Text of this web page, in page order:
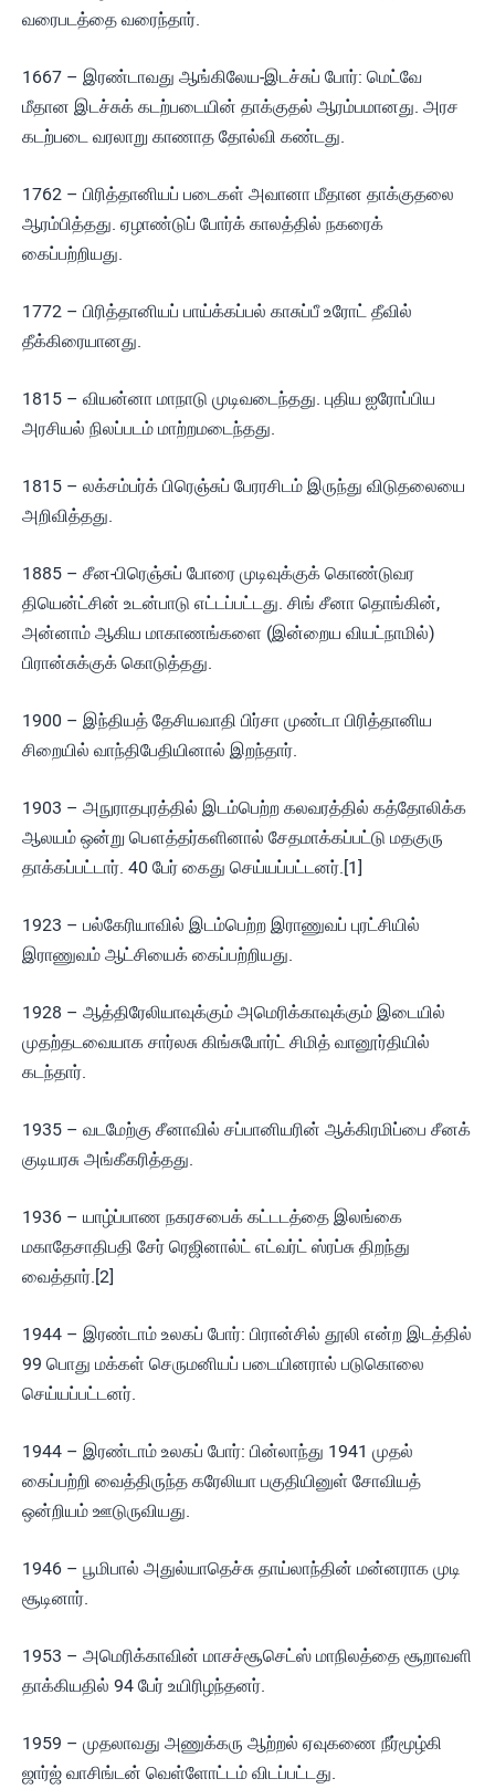
வரைபடத்தை வரைந்தார்.
1667 – இரண்டாவது ஆங்கிலேய-இடச்சுப் போர்: மெட்வே
மீதான இடச்சுக் கடற்படையின் தாக்குதல் ஆரம்பமானது. அரச
கடற்படை வரலாறு காணாத தோல்வி கண்டது.
1762 – பிரித்தானியப் படைகள் அவானா மீதான தாக்குதலை
ஆரம்பித்தது. ஏழாண்டுப் போர்க் காலத்தில் நகரைக்
கைப்பற்றியது.
1772 – பிரித்தானியப் பாய்க்கப்பல் காசுப்பீ உரோட் தீவில்
தீக்கிரையானது.
1815 – வியன்னா மாநாடு முடிவடைந்தது. புதிய ஐரோப்பிய
அரசியல் நிலப்படம் மாற்றமடைந்தது.
1815 – லக்சம்பர்க் பிரெஞ்சுப் பேரரசிடம் இருந்து விடுதலையை
அறிவித்தது.
1885 – சீன-பிரெஞ்சுப் போரை முடிவுக்குக் கொண்டுவர
தியென்ட்சின் உடன்பாடு எட்டப்பட்டது. சிங் சீனா தொங்கின்,
அன்னாம் ஆகிய மாகாணங்களை (இன்றைய வியட்நாமில்)
பிரான்சுக்குக் கொடுத்தது.
1900 – இந்தியத் தேசியவாதி பிர்சா முண்டா பிரித்தானிய
சிறையில் வாந்திபேதியினால் இறந்தார்.
1903 – அநுராதபுரத்தில் இடம்பெற்ற கலவரத்தில் கத்தோலிக்க
ஆலயம் ஒன்று பௌத்தர்களினால் சேதமாக்கப்பட்டு மதகுரு
தாக்கப்பட்டார். 40 பேர் கைது செய்யப்பட்டனர்.[1]
1923 – பல்கேரியாவில் இடம்பெற்ற இராணுவப் புரட்சியில்
இராணுவம் ஆட்சியைக் கைப்பற்றியது.
1928 – ஆத்திரேலியாவுக்கும் அமெரிக்காவுக்கும் இடையில்
முதற்தடவையாக சார்லசு கிங்சுபோர்ட் சிமித் வானூர்தியில்
கடந்தார்.
1935 – வடமேற்கு சீனாவில் சப்பானியரின் ஆக்கிரமிப்பை சீனக்
குடியரசு அங்கீகரித்தது.
1936 – யாழ்ப்பாண நகரசபைக் கட்டடத்தை இலங்கை
மகாதேசாதிபதி சேர் ரெஜினால்ட் எட்வர்ட் ஸ்ரப்சு திறந்து
வைத்தார்.[2]
1944 – இரண்டாம் உலகப் போர்: பிரான்சில் தூலி என்ற இடத்தில்
99 பொது மக்கள் செருமனியப் படையினரால் படுகொலை
செய்யப்பட்டனர்.
1944 – இரண்டாம் உலகப் போர்: பின்லாந்து 1941 முதல்
கைப்பற்றி வைத்திருந்த கரேலியா பகுதியினுள் சோவியத்
ஒன்றியம் ஊடுருவியது.
1946 – பூமிபால் அதுல்யாதெச்சு தாய்லாந்தின் மன்னராக முடி
சூடினார்.
1953 – அமெரிக்காவின் மாசச்சூசெட்ஸ் மாநிலத்தை சூறாவளி
தாக்கியதில் 94 பேர் உயிரிழந்தனர்.
1959 – முதலாவது அணுக்கரு ஆற்றல் ஏவுகணை நீர்மூழ்கி
ஜார்ஜ் வாசிங்டன் வெள்ளோட்டம் விடப்பட்டது.